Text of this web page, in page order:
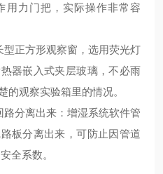
用力门把，实际操作非常容
正方形观察窗，选用荧光灯
器嵌入式夹层玻璃，不必雨
的观察实验箱里的情况。
分离出来：增湿系统软件管
板分离出来，可防止因管道
全系数。